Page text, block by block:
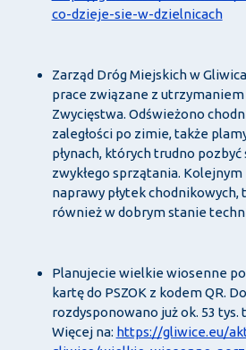
co-dzieje-sie-w-dzielnicach
Zarząd Dróg Miejskich w
prace związane z
Zwycięstwa. Odświeżono
zaległości po zimie, także
płynach, których trudno pozbyć
zwykłego sprzątania.
naprawy płytek chodnikowych,
również w dobrym stanie
Planujecie wielkie wiosenne
kartę do PSZOK z kodem QR.
rozdysponowano już ok. 53 tys.
Więcej na: https://gliwice.eu/